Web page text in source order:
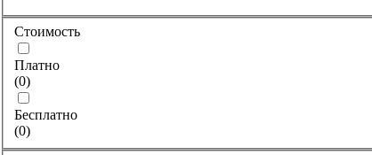
Стоимость
Платно
(0)
Бесплатно
(0)